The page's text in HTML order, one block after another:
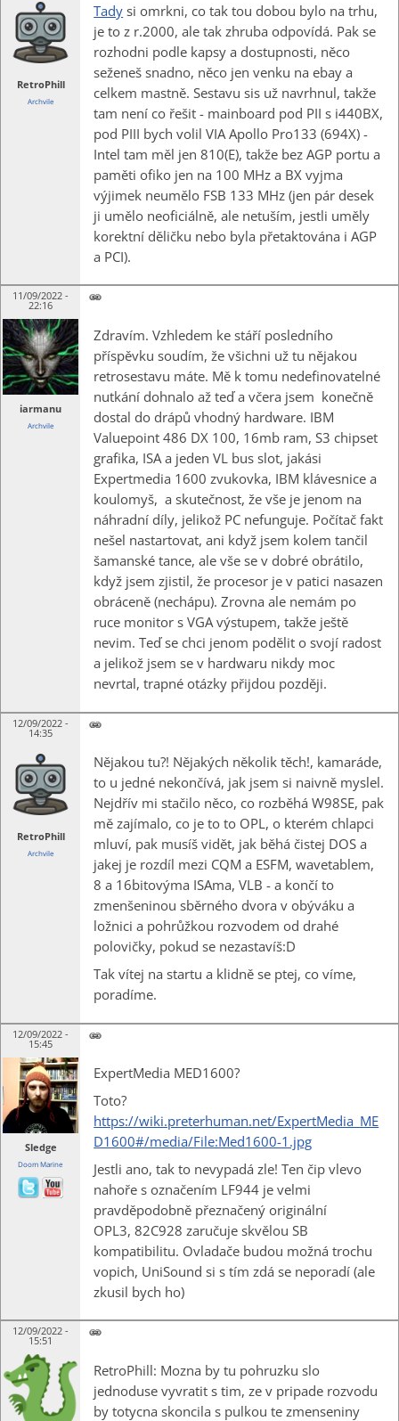
RetroPhill
Archvile
Tadysi omrkni, co tak tou dobou bylo na trhu,
je to z r.2000, ale tak zhruba odpovídá. Pak se
rozhodni podle kapsy a dostupnosti, něco
seženeš snadno, něco jen venku na ebay a
celkem mastně. Sestavu sis už navrhnul, takže
tam není co řešit - mainboard pod PII s i440BX,
pod PIII bych volil VIA Apollo Pro133 (694X) -
Intel tam měl jen 810(E), takže bez AGP portu a
paměti ofiko jen na 100 MHz a BX vyjma
výjimek neumělo FSB 133 MHz (jen pár desek
ji umělo neoficiálně, ale netuším, jestli uměly
korektní děličku nebo byla přetaktována i AGP
a PCI).
11/09/2022 -
22:16
iarmanu
Archvile
Zdravím. Vzhledem ke stáří posledního
příspěvku soudím, že všichni už tu nějakou
retrosestavu máte. Mě k tomu nedefinovatelné
nutkání dohnalo až teď a včera jsem konečně
dostal do drápů vhodný hardware. IBM
Valuepoint 486 DX 100, 16mb ram, S3 chipset
grafika, ISA a jeden VL bus slot, jakási
Expertmedia 1600 zvukovka, IBM klávesnice a
koulomyš, a skutečnost, že vše je jenom na
náhradní díly, jelikož PC nefunguje. Počítač fakt
nešel nastartovat, ani když jsem kolem tančil
šamanské tance, ale vše se v dobré obrátilo,
když jsem zjistil, že procesor je v patici nasazen
obráceně (nechápu). Zrovna ale nemám po
ruce monitor s VGA výstupem, takže ještě
nevim. Teď se chci jenom podělit o svojí radost
a jelikož jsem se v hardwaru nikdy moc
nevrtal, trapné otázky přijdou později.
12/09/2022 -
14:35
RetroPhill
Archvile
Nějakou tu?! Nějakých několik těch!, kamaráde,
to u jedné nekončívá, jak jsem si naivně myslel.
Nejdřív mi stačilo něco, co rozběhá W98SE, pak
mě zajímalo, co je to to OPL, o kterém chlapci
mluví, pak musíš vidět, jak běhá čistej DOS a
jakej je rozdíl mezi CQM a ESFM, wavetablem,
8 a 16bitovýma ISAma, VLB - a končí to
zmenšeninou sběrného dvora v obýváku a
ložnici a pohrůžkou rozvodem od drahé
polovičky, pokud se nezastavíš:D
Tak vítej na startu a klidně se ptej, co víme,
poradíme.
12/09/2022 -
15:45
Sledge
Doom Marine
ExpertMedia MED1600?
Toto?
https://wiki.preterhuman.net/ExpertMedia_ME
D1600#/media/File:Med1600-1.jpg
Jestli ano, tak to nevypadá zle! Ten čip vlevo
nahoře s označením LF944 je velmi
pravděpodobně přeznačený originální
OPL3, 82C928 zaručuje skvělou SB
kompatibilitu. Ovladače budou možná trochu
vopich, UniSound si s tím zdá se neporadí (ale
zkusil bych ho)
12/09/2022 -
15:51
RetroPhill: Mozna by tu pohruzku slo
jednoduse vyvratit s tim, ze v pripade rozvodu
by totycna skoncila s pulkou te zmenseniny